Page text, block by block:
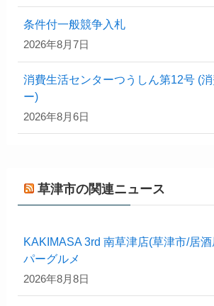
条件付一般競争入札
2026年8月7日
消費生活センターつうしん第12号 (
ー)
2026年8月6日
草津市の関連ニュース
KAKIMASA 3rd 南草津店(草津市/居
パーグルメ
2026年8月8日